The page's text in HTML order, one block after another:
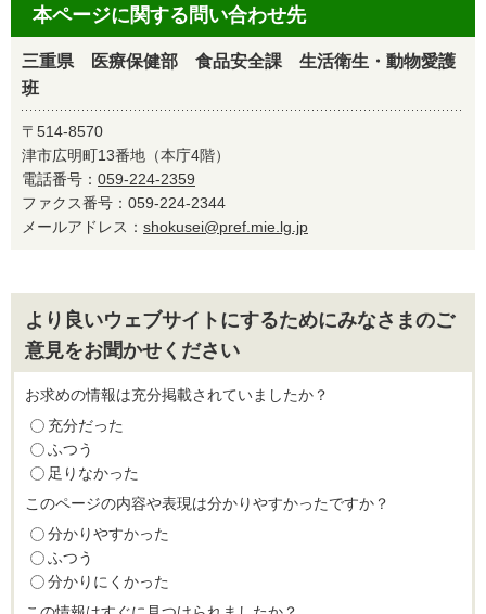
本ページに関する問い合わせ先
三重県 医療保健部 食品安全課 生活衛生・動物愛護
班
〒514-8570
津市広明町13番地（本庁4階）
電話番号： 059-224-2359
ファクス番号：059-224-2344
メールアドレス： shokusei@pref.mie.lg.jp
より良いウェブサイトにするためにみなさまのご
意見をお聞かせください
お求めの情報は充分掲載されていましたか？
充分だった
ふつう
足りなかった
このページの内容や表現は分かりやすかったですか？
分かりやすかった
ふつう
分かりにくかった